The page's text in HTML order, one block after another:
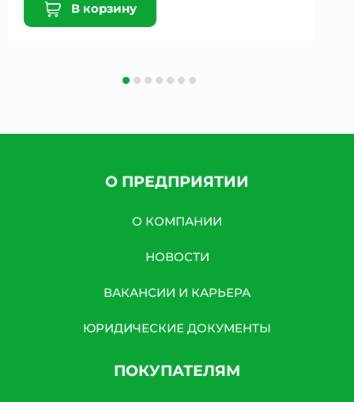
В корзину
О ПРЕДПРИЯТИИ
О КОМПАНИИ
НОВОСТИ
ВАКАНСИИ И КАРЬЕРА
ЮРИДИЧЕСКИЕ ДОКУМЕНТЫ
ПОКУПАТЕЛЯМ